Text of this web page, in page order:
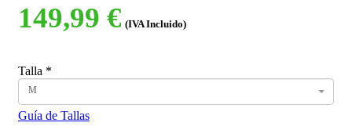
149,99 € (IVA Incluido)
Talla *
M
Guía de Tallas